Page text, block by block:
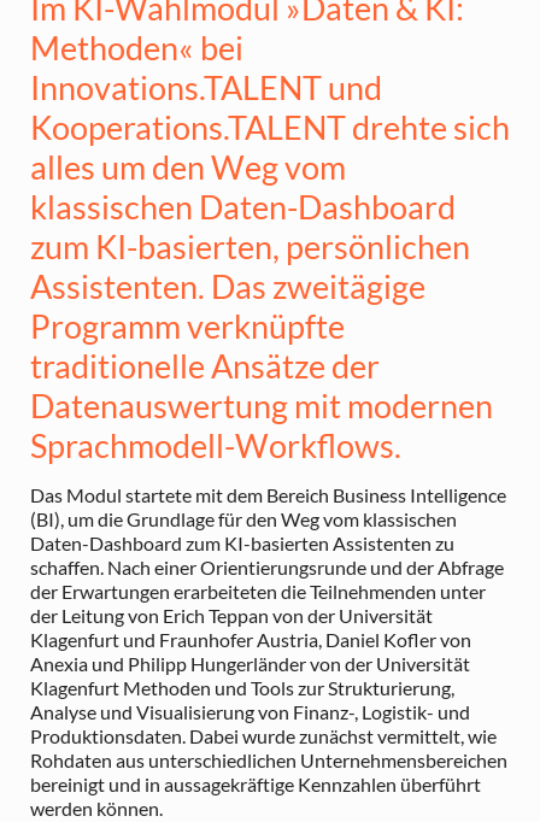
Im KI-Wahlmodul »Daten & KI:
Methoden« bei
Innovations.TALENT und
Kooperations.TALENT drehte sich
alles um den Weg vom
klassischen Daten-Dashboard
zum KI-basierten, persönlichen
Assistenten. Das zweitägige
Programm verknüpfte
traditionelle Ansätze der
Datenauswertung mit modernen
Sprachmodell-Workflows.
Das Modul startete mit dem Bereich Business Intelligence
(BI), um die Grundlage für den Weg vom klassischen
Daten-Dashboard zum KI-basierten Assistenten zu
schaffen. Nach einer Orientierungsrunde und der Abfrage
der Erwartungen erarbeiteten die Teilnehmenden unter
der Leitung von Erich Teppan von der Universität
Klagenfurt und Fraunhofer Austria, Daniel Kofler von
Anexia und Philipp Hungerländer von der Universität
Klagenfurt Methoden und Tools zur Strukturierung,
Analyse und Visualisierung von Finanz-, Logistik- und
Produktionsdaten. Dabei wurde zunächst vermittelt, wie
Rohdaten aus unterschiedlichen Unternehmensbereichen
bereinigt und in aussagekräftige Kennzahlen überführt
werden können.